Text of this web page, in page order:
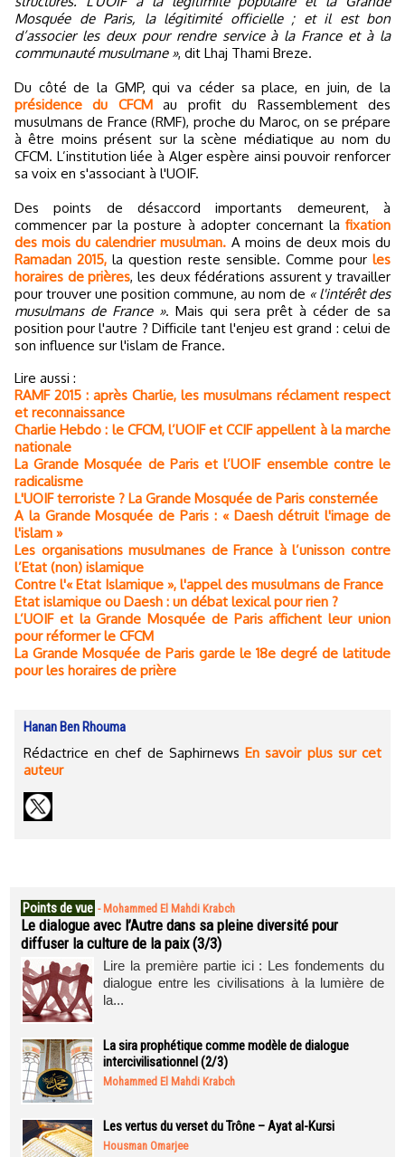
Mosquée de Paris, la légitimité officielle ; et il est bon
d’associer les deux pour rendre service à la France et à la
communauté musulmane », dit Lhaj Thami Breze.
Du côté de la GMP, qui va céder sa place, en juin, de la
présidence du CFCMau profit du Rassemblement des
musulmans de France (RMF), proche du Maroc, on se prépare
à être moins présent sur la scène médiatique au nom du
CFCM. L’institution liée à Alger espère ainsi pouvoir renforcer
sa voix en s'associant à l'UOIF.
Des points de désaccord importants demeurent, à
commencer par la posture à adopter concernant la fixation
des mois du calendrier musulman. A moins de deux mois du
Ramadan 2015, la question reste sensible. Comme pour les
horaires de prières, les deux fédérations assurent y travailler
pour trouver une position commune, au nom de « l'intérêt des
musulmans de France ». Mais qui sera prêt à céder de sa
position pour l'autre ? Difficile tant l'enjeu est grand : celui de
son influence sur l'islam de France.
Lire aussi :
RAMF 2015 : après Charlie, les musulmans réclament respect
et reconnaissance
Charlie Hebdo : le CFCM, l’UOIF et CCIF appellent à la marche
nationale
La Grande Mosquée de Paris et l’UOIF ensemble contre le
radicalisme
L'UOIF terroriste ? La Grande Mosquée de Paris consternée
A la Grande Mosquée de Paris : « Daesh détruit l'image de
l'islam »
Les organisations musulmanes de France à l’unisson contre
l’Etat (non) islamique
Contre l'« Etat Islamique », l'appel des musulmans de France
Etat islamique ou Daesh : un débat lexical pour rien ?
L’UOIF et la Grande Mosquée de Paris affichent leur union
pour réformer le CFCM
La Grande Mosquée de Paris garde le 18e degré de latitude
pour les horaires de prière
Hanan Ben Rhouma
Rédactrice en chef de SaphirnewsEn savoir plus sur cet
auteur
Points de vue - Mohammed El Mahdi Krabch
Le dialogue avec l’Autre dans sa pleine diversité pour
diffuser la culture de la paix (3/3)
Lire la première partie ici : Les fondements du
dialogue entre les civilisations à la lumière de
la...
La sira prophétique comme modèle de dialogue
intercivilisationnel (2/3)
Mohammed El Mahdi Krabch
Les vertus du verset du Trône – Ayat al-Kursi
Housman Omarjee